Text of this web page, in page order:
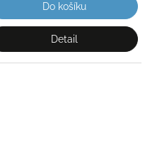
Do košíku
Detail